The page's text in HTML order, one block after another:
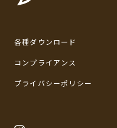
各種ダウンロード
コンプライアンス
プライバシーポリシー